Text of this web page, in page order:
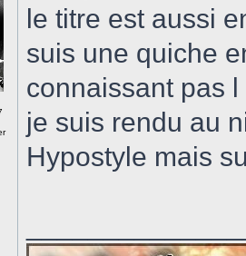
le titre est aussi
suis une quiche
connaissant pas
je suis rendu au
Hypostyle mais